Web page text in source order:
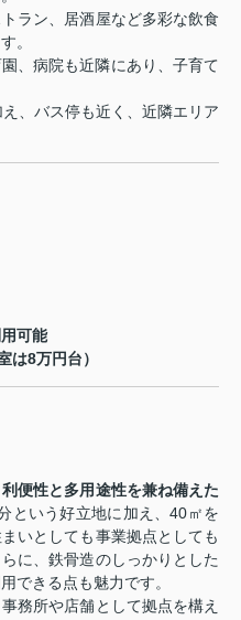
ラン、居酒屋など多彩な飲食
。
園、病院も近隣にあり、子育て
え、バス停も近く、近隣エリア
可能
は8万円台）
利便性と多用途性を兼ね備えた
という好立地に加え、40㎡を
いとしても事業拠点としても
に、鉄骨造のしっかりとした
できる点も魅力です。
務所や店舗として拠点を構え